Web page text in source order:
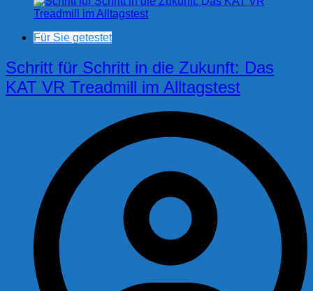
Für Sie getestet
Schritt für Schritt in die Zukunft: Das
KAT VR Treadmill im Alltagstest